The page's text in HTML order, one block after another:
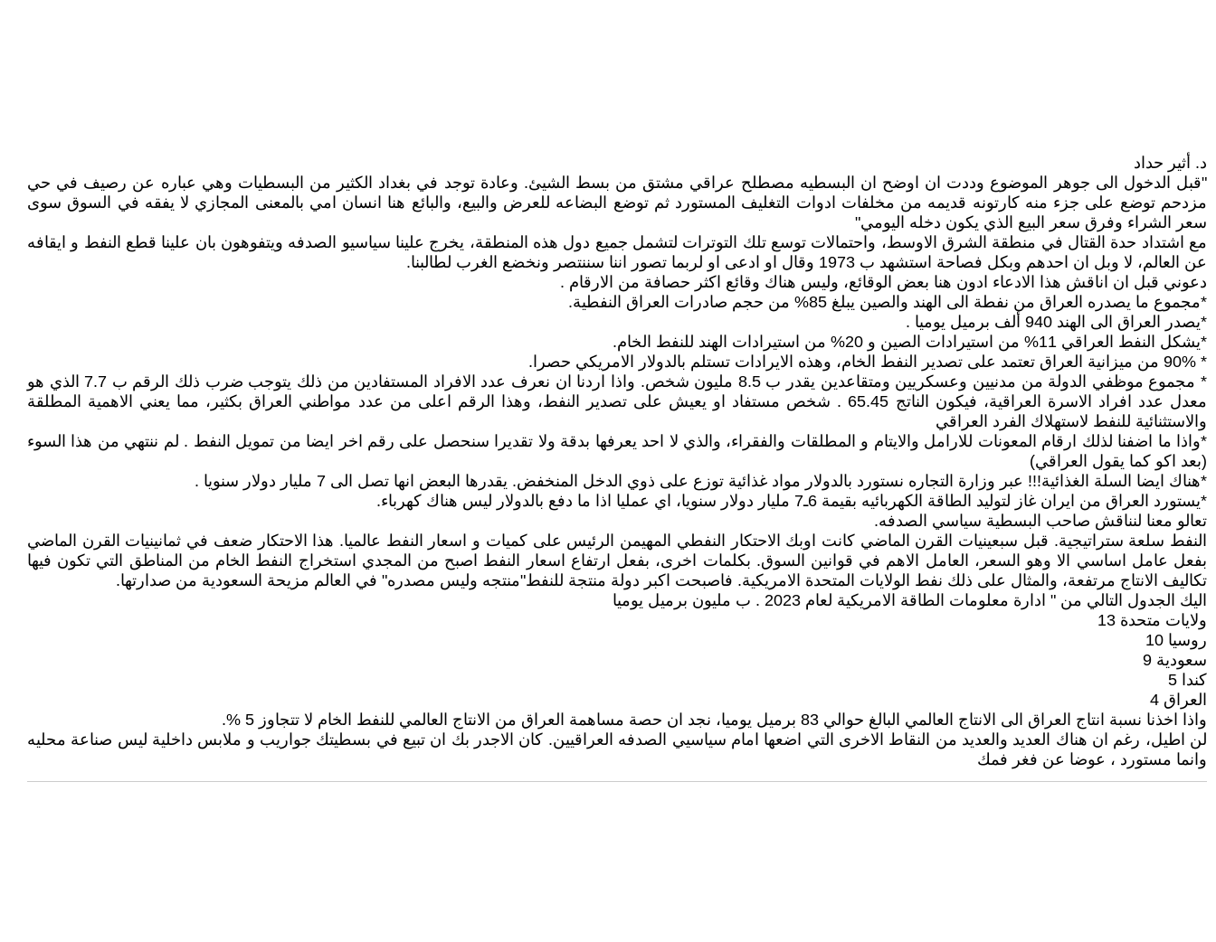
د. أثير حداد
"قبل الدخول الى جوهر الموضوع وددت ان اوضح ان البسطيه مصطلح عراقي مشتق من بسط الشيئ. وعادة توجد في بغداد الكثير من البسطيات وهي عباره عن رصيف في حي
مزدحم توضع على جزء منه كارتونه قديمه من مخلفات ادوات التغليف المستورد ثم توضع البضاعه للعرض والبيع، والبائع هنا انسان امي بالمعنى المجازي لا يفقه في السوق سوى
سعر الشراء وفرق سعر البيع الذي يكون دخله اليومي"
مع اشتداد حدة القتال في منطقة الشرق الاوسط، واحتمالات توسع تلك التوترات لتشمل جميع دول هذه المنطقة، يخرج علينا سياسيو الصدفه ويتفوهون بان علينا قطع النفط و ايقافه
عن العالم، لا وبل ان احدهم وبكل فصاحة استشهد ب 1973 وقال او ادعى او لربما تصور اننا سننتصر ونخضع الغرب لطالبنا.
دعوني قبل ان اناقش هذا الادعاء ادون هنا بعض الوقائع، وليس هناك وقائع اكثر حصافة من الارقام .
*مجموع ما يصدره العراق من نفطة الى الهند والصين يبلغ 85% من حجم صادرات العراق النفطية.
*يصدر العراق الى الهند 940 ألف برميل يوميا .
*يشكل النفط العراقي 11% من استيرادات الصين و 20% من استيرادات الهند للنفط الخام.
* 90% من ميزانية العراق تعتمد على تصدير النفط الخام، وهذه الايرادات تستلم بالدولار الامريكي حصرا.
* مجموع موظفي الدولة من مدنيين وعسكريين ومتقاعدين يقدر ب 8.5 مليون شخص. واذا اردنا ان نعرف عدد الافراد المستفادين من ذلك يتوجب ضرب ذلك الرقم ب 7.7 الذي هو
معدل عدد افراد الاسرة العراقية، فيكون الناتج 65.45 . شخص مستفاد او يعيش على تصدير النفط، وهذا الرقم اعلى من عدد مواطني العراق بكثير، مما يعني الاهمية المطلقة
والاستثنائية للنفط لاستهلاك الفرد العراقي
*واذا ما اضفنا لذلك ارقام المعونات للارامل والايتام و المطلقات والفقراء، والذي لا احد يعرفها بدقة ولا تقديرا سنحصل على رقم اخر ايضا من تمويل النفط . لم ننتهي من هذا السوء
(بعد اكو كما يقول العراقي)
*هناك ايضا السلة الغذائية!!! عبر وزارة التجاره نستورد بالدولار مواد غذائية توزع على ذوي الدخل المنخفض. يقدرها البعض انها تصل الى 7 مليار دولار سنويا .
*يستورد العراق من ايران غاز لتوليد الطاقة الكهربائيه بقيمة 6ـ7 مليار دولار سنويا، اي عمليا اذا ما دفع بالدولار ليس هناك كهرباء.
تعالو معنا لنناقش صاحب البسطية سياسي الصدفه.
النفط سلعة ستراتيجية. قبل سبعينيات القرن الماضي كانت اوبك الاحتكار النفطي المهيمن الرئيس على كميات و اسعار النفط عالميا. هذا الاحتكار ضعف في ثمانينيات القرن الماضي
بفعل عامل اساسي الا وهو السعر، العامل الاهم في قوانين السوق. بكلمات اخرى، بفعل ارتفاع اسعار النفط اصبح من المجدي استخراج النفط الخام من المناطق التي تكون فيها
تكاليف الانتاج مرتفعة، والمثال على ذلك نفط الولايات المتحدة الامريكية. فاصبحت اكبر دولة منتجة للنفط"منتجه وليس مصدره" في العالم مزيحة السعودية من صدارتها.
اليك الجدول التالي من " ادارة معلومات الطاقة الامريكية لعام 2023 . ب مليون برميل يوميا
ولايات متحدة 13
روسيا 10
سعودية 9
كندا 5
العراق 4
واذا اخذنا نسبة انتاج العراق الى الانتاج العالمي البالغ حوالي 83 برميل يوميا، نجد ان حصة مساهمة العراق من الانتاج العالمي للنفط الخام لا تتجاوز 5 %.
لن اطيل، رغم ان هناك العديد والعديد من النقاط الاخرى التي اضعها امام سياسيي الصدفه العراقيين. كان الاجدر بك ان تبيع في بسطيتك جواريب و ملابس داخلية ليس صناعة محليه
وانما مستورد ، عوضا عن فغر فمك